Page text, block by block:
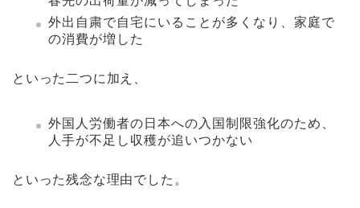
外出自粛で自宅にいることが多くなり、家庭で
の消費が増した
といった二つに加え、
外国人労働者の日本への入国制限強化のため、
人手が不足し収穫が追いつかない
といった残念な理由でした。